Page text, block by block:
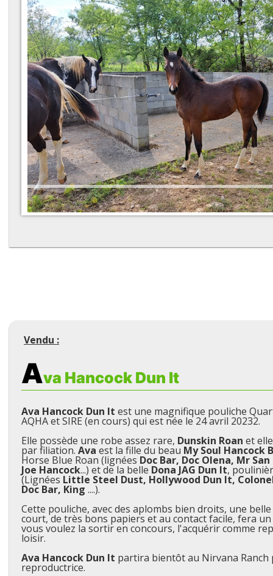
Vendu :
Ava Hancock Dun It
Ava Hancock Dun It est une magnifique pouliche
AQHA et SIRE (en cours) qui est née le 24 avril 20232.
Elle possède une robe assez rare, Dunskin Roan et
par filiation. Ava est la fille du beau My Soul Hancock
Horse Blue Roan (lignées Doc Bar, Doc Olena, Mr
Joe Hancock...) et de la belle Dona JAG Dun It,
(Lignées Little Steel Dust, Hollywood Dun It,
Doc Bar, King ....).
Cette pouliche, avec des aplombs bien droits, une
court, de très bons papiers et au contact facile, fera
vous voulez la sortir en concours, l'acquérir comme
loisir.
Ava Hancock Dun It partira bientôt au Nirvana
reproductrice.